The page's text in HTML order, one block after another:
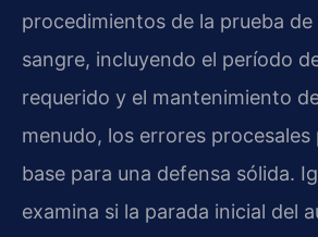
procedimientos de la prueba
sangre, incluyendo el período
requerido y el mantenimiento
menudo, los errores procesales
base para una defensa sólida.
examina si la parada inicial del